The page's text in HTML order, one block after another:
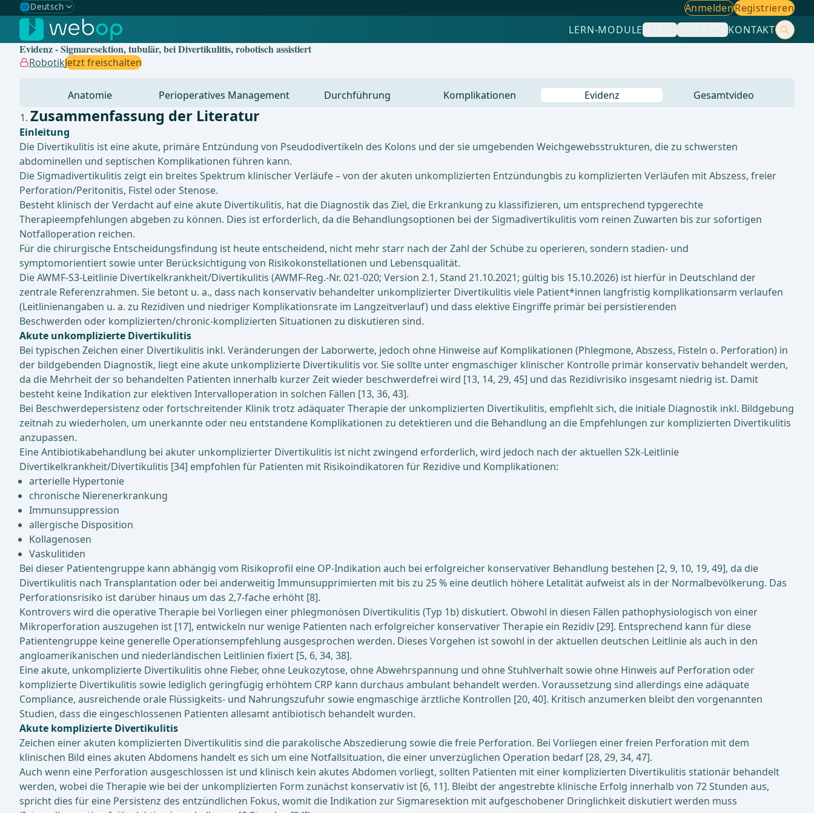
🌐Deutsch
Gewählte Sprache: Deutsch
🇩🇪 Deutsch ✓
🇬🇧English
AnmeldenRegistrieren
LERN-MODULEPREISEÜBER UNSKONTAKT
Evidenz - Sigmaresektion, tubulär, bei Divertikulitis, robotisch assistiert
RobotikJetzt freischalten
Anatomie Perioperatives Management Durchführung Komplikationen Evidenz Gesamtvideo
Zusammenfassung der Literatur
Einleitung
Die Divertikulitis ist eine akute, primäre Entzündung von Pseudodivertikeln des Kolons und der sie umgebenden Weichgewebsstrukturen, die zu schwersten
abdominellen und septischen Komplikationen führen kann.
Die Sigmadivertikulitis zeigt ein breites Spektrum klinischer Verläufe – von der akuten unkomplizierten Entzündungbis zu komplizierten Verläufen mit Abszess, freier
Perforation/Peritonitis, Fistel oder Stenose.
Besteht klinisch der Verdacht auf eine akute Divertikulitis, hat die Diagnostik das Ziel, die Erkrankung zu klassifizieren, um entsprechend typgerechte
Therapieempfehlungen abgeben zu können. Dies ist erforderlich, da die Behandlungsoptionen bei der Sigmadivertikulitis vom reinen Zuwarten bis zur sofortigen
Notfalloperation reichen.
Für die chirurgische Entscheidungsfindung ist heute entscheidend, nicht mehr starr nach der Zahl der Schübe zu operieren, sondern stadien- und
symptomorientiert sowie unter Berücksichtigung von Risikokonstellationen und Lebensqualität.
Die AWMF-S3-Leitlinie Divertikelkrankheit/Divertikulitis (AWMF-Reg.-Nr. 021-020; Version 2.1, Stand 21.10.2021; gültig bis 15.10.2026) ist hierfür in Deutschland der
zentrale Referenzrahmen. Sie betont u. a., dass nach konservativ behandelter unkomplizierter Divertikulitis viele Patient*innen langfristig komplikationsarm verlaufen
(Leitlinienangaben u. a. zu Rezidiven und niedriger Komplikationsrate im Langzeitverlauf) und dass elektive Eingriffe primär bei persistierenden
Beschwerden oder komplizierten/chronic-komplizierten Situationen zu diskutieren sind.
Akute unkomplizierte Divertikulitis
Bei typischen Zeichen einer Divertikulitis inkl. Veränderungen der Laborwerte, jedoch ohne Hinweise auf Komplikationen (Phlegmone, Abszess, Fisteln o. Perforation) in
der bildgebenden Diagnostik, liegt eine akute unkomplizierte Divertikulitis vor. Sie sollte unter engmaschiger klinischer Kontrolle primär konservativ behandelt werden,
da die Mehrheit der so behandelten Patienten innerhalb kurzer Zeit wieder beschwerdefrei wird [13, 14, 29, 45] und das Rezidivrisiko insgesamt niedrig ist. Damit
besteht keine Indikation zur elektiven Intervalloperation in solchen Fällen [13, 36, 43].
Bei Beschwerdepersistenz oder fortschreitender Klinik trotz adäquater Therapie der unkomplizierten Divertikulitis, empfiehlt sich, die initiale Diagnostik inkl. Bildgebung
zeitnah zu wiederholen, um unerkannte oder neu entstandene Komplikationen zu detektieren und die Behandlung an die Empfehlungen zur komplizierten Divertikulitis
anzupassen.
Eine Antibiotikabehandlung bei akuter unkomplizierter Divertikulitis ist nicht zwingend erforderlich, wird jedoch nach der aktuellen S2k-Leitlinie
Divertikelkrankheit/Divertikulitis [34] empfohlen für Patienten mit Risikoindikatoren für Rezidive und Komplikationen:
arterielle Hypertonie
chronische Nierenerkrankung
Immunsuppression
allergische Disposition
Kollagenosen
Vaskulitiden
Bei dieser Patientengruppe kann abhängig vom Risikoprofil eine OP-Indikation auch bei erfolgreicher konservativer Behandlung bestehen [2, 9, 10, 19, 49], da die
Divertikulitis nach Transplantation oder bei anderweitig Immunsupprimierten mit bis zu 25 % eine deutlich höhere Letalität aufweist als in der Normalbevölkerung. Das
Perforationsrisiko ist darüber hinaus um das 2,7-fache erhöht [8].
Kontrovers wird die operative Therapie bei Vorliegen einer phlegmonösen Divertikulitis (Typ 1b) diskutiert. Obwohl in diesen Fällen pathophysiologisch von einer
Mikroperforation auszugehen ist [17], entwickeln nur wenige Patienten nach erfolgreicher konservativer Therapie ein Rezidiv [29]. Entsprechend kann für diese
Patientengruppe keine generelle Operationsempfehlung ausgesprochen werden. Dieses Vorgehen ist sowohl in der aktuellen deutschen Leitlinie als auch in den
angloamerikanischen und niederländischen Leitlinien fixiert [5, 6, 34, 38].
Eine akute, unkomplizierte Divertikulitis ohne Fieber, ohne Leukozytose, ohne Abwehrspannung und ohne Stuhlverhalt sowie ohne Hinweis auf Perforation oder
komplizierte Divertikulitis sowie lediglich geringfügig erhöhtem CRP kann durchaus ambulant behandelt werden. Voraussetzung sind allerdings eine adäquate
Compliance, ausreichende orale Flüssigkeits- und Nahrungszufuhr sowie engmaschige ärztliche Kontrollen [20, 40]. Kritisch anzumerken bleibt den vorgenannten
Studien, dass die eingeschlossenen Patienten allesamt antibiotisch behandelt wurden.
Akute komplizierte Divertikulitis
Zeichen einer akuten komplizierten Divertikulitis sind die parakolische Abszedierung sowie die freie Perforation. Bei Vorliegen einer freien Perforation mit dem
klinischen Bild eines akuten Abdomens handelt es sich um eine Notfallsituation, die einer unverzüglichen Operation bedarf [28, 29, 34, 47].
Auch wenn eine Perforation ausgeschlossen ist und klinisch kein akutes Abdomen vorliegt, sollten Patienten mit einer komplizierten Divertikulitis stationär behandelt
werden, wobei die Therapie wie bei der unkomplizierten Form zunächst konservativ ist [6, 11]. Bleibt der angestrebte klinische Erfolg innerhalb von 72 Stunden aus,
spricht dies für eine Persistenz des entzündlichen Fokus, womit die Indikation zur Sigmaresektion mit aufgeschobener Dringlichkeit diskutiert werden muss